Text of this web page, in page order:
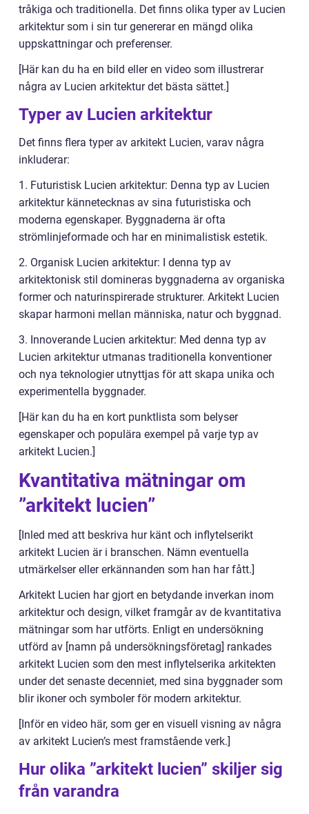
tråkiga och traditionella. Det finns olika typer av Lucien
arkitektur som i sin tur genererar en mängd olika
uppskattningar och preferenser.
[Här kan du ha en bild eller en video som illustrerar
några av Lucien arkitektur det bästa sättet.]
Typer av Lucien arkitektur
Det finns flera typer av arkitekt Lucien, varav några
inkluderar:
1. Futuristisk Lucien arkitektur: Denna typ av Lucien
arkitektur kännetecknas av sina futuristiska och
moderna egenskaper. Byggnaderna är ofta
strömlinjeformade och har en minimalistisk estetik.
2. Organisk Lucien arkitektur: I denna typ av
arkitektonisk stil domineras byggnaderna av organiska
former och naturinspirerade strukturer. Arkitekt Lucien
skapar harmoni mellan människa, natur och byggnad.
3. Innoverande Lucien arkitektur: Med denna typ av
Lucien arkitektur utmanas traditionella konventioner
och nya teknologier utnyttjas för att skapa unika och
experimentella byggnader.
[Här kan du ha en kort punktlista som belyser
egenskaper och populära exempel på varje typ av
arkitekt Lucien.]
Kvantitativa mätningar om
”arkitekt lucien”
[Inled med att beskriva hur känt och inflytelserikt
arkitekt Lucien är i branschen. Nämn eventuella
utmärkelser eller erkännanden som han har fått.]
Arkitekt Lucien har gjort en betydande inverkan inom
arkitektur och design, vilket framgår av de kvantitativa
mätningar som har utförts. Enligt en undersökning
utförd av [namn på undersökningsföretag] rankades
arkitekt Lucien som den mest inflytelserika arkitekten
under det senaste decenniet, med sina byggnader som
blir ikoner och symboler för modern arkitektur.
[Inför en video här, som ger en visuell visning av några
av arkitekt Lucien’s mest framstående verk.]
Hur olika ”arkitekt lucien” skiljer sig
från varandra